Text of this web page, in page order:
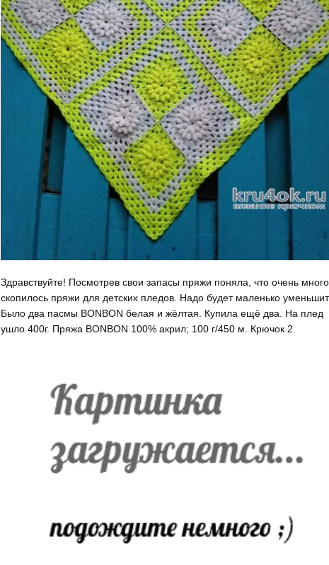
Здравствуйте! Посмотрев свои запасы пряжи поняла, что очень много
скопилось пряжи для детских пледов. Надо будет маленько
Было два пасмы BONBON белая и жёлтая. Купила ещё два. На плед
ушло 400г. Пряжа BONBON 100% акрил; 100 г/450 м. Крючок 2.